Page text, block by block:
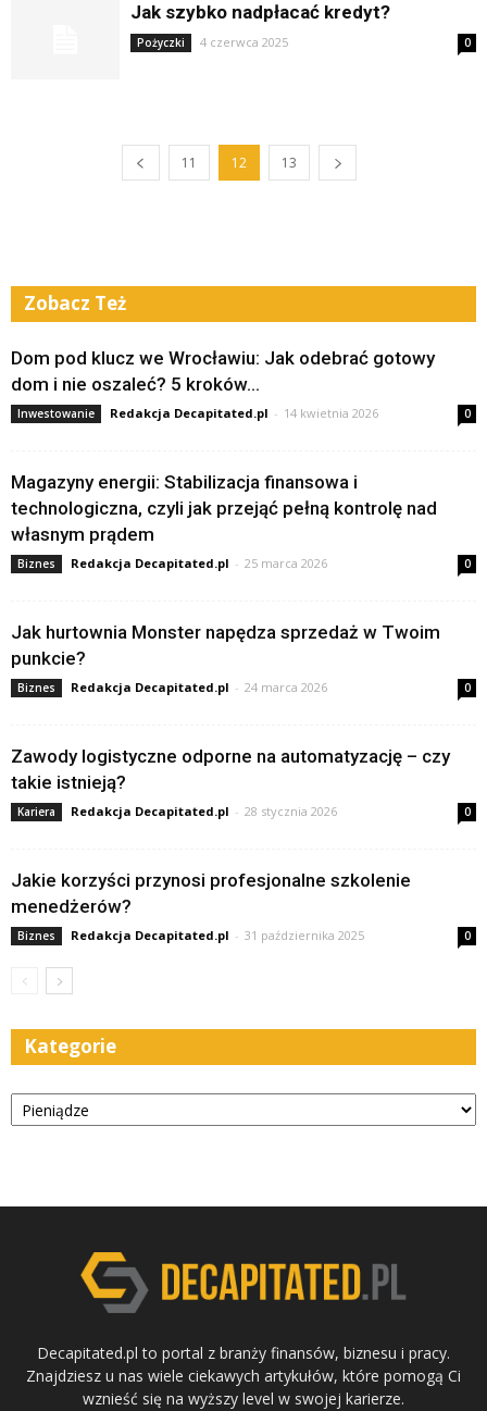
Jak szybko nadpłacać kredyt?
Pożyczki 4 czerwca 2025 0
11 12 13
Zobacz Też
Dom pod klucz we Wrocławiu: Jak odebrać gotowy
dom i nie oszaleć? 5 kroków...
Inwestowanie Redakcja Decapitated.pl - 14 kwietnia 2026 0
Magazyny energii: Stabilizacja finansowa i
technologiczna, czyli jak przejąć pełną kontrolę nad
własnym prądem
Biznes Redakcja Decapitated.pl - 25 marca 2026 0
Jak hurtownia Monster napędza sprzedaż w Twoim
punkcie?
Biznes Redakcja Decapitated.pl - 24 marca 2026 0
Zawody logistyczne odporne na automatyzację – czy
takie istnieją?
Kariera Redakcja Decapitated.pl - 28 stycznia 2026 0
Jakie korzyści przynosi profesjonalne szkolenie
menedżerów?
Biznes Redakcja Decapitated.pl - 31 października 2025 0
Kategorie
Kategorie
Decapitated.pl to portal z branży finansów, biznesu i pracy.
Znajdziesz u nas wiele ciekawych artykułów, które pomogą Ci
wznieść się na wyższy level w swojej karierze.